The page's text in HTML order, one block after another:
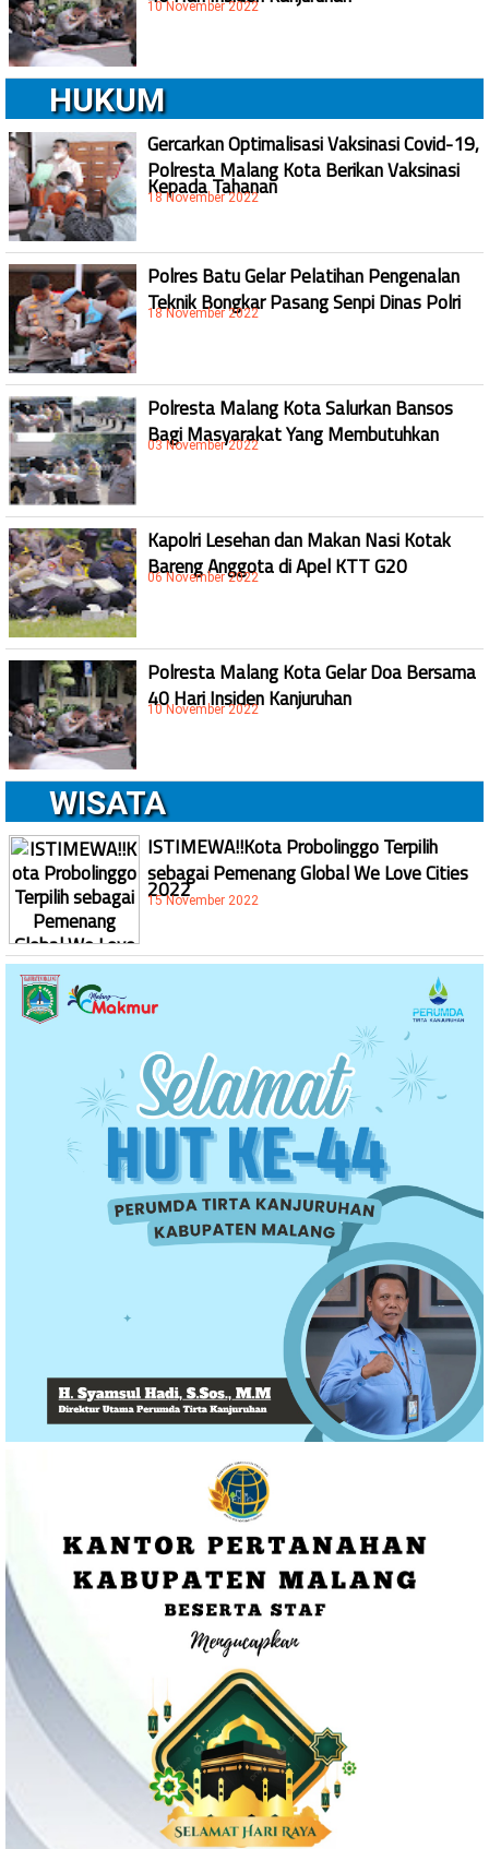
10 November 2022
HUKUM
Gercarkan Optimalisasi Vaksinasi Covid-19,
Polresta Malang Kota Berikan Vaksinasi
Kepada Tahanan
18 November 2022
Polres Batu Gelar Pelatihan Pengenalan
Teknik Bongkar Pasang Senpi Dinas Polri
18 November 2022
Polresta Malang Kota Salurkan Bansos
Bagi Masyarakat Yang Membutuhkan
03 November 2022
Kapolri Lesehan dan Makan Nasi Kotak
Bareng Anggota di Apel KTT G20
06 November 2022
Polresta Malang Kota Gelar Doa Bersama
40 Hari Insiden Kanjuruhan
10 November 2022
WISATA
ISTIMEWA!!Kota Probolinggo Terpilih
sebagai Pemenang Global We Love Cities
2022
15 November 2022